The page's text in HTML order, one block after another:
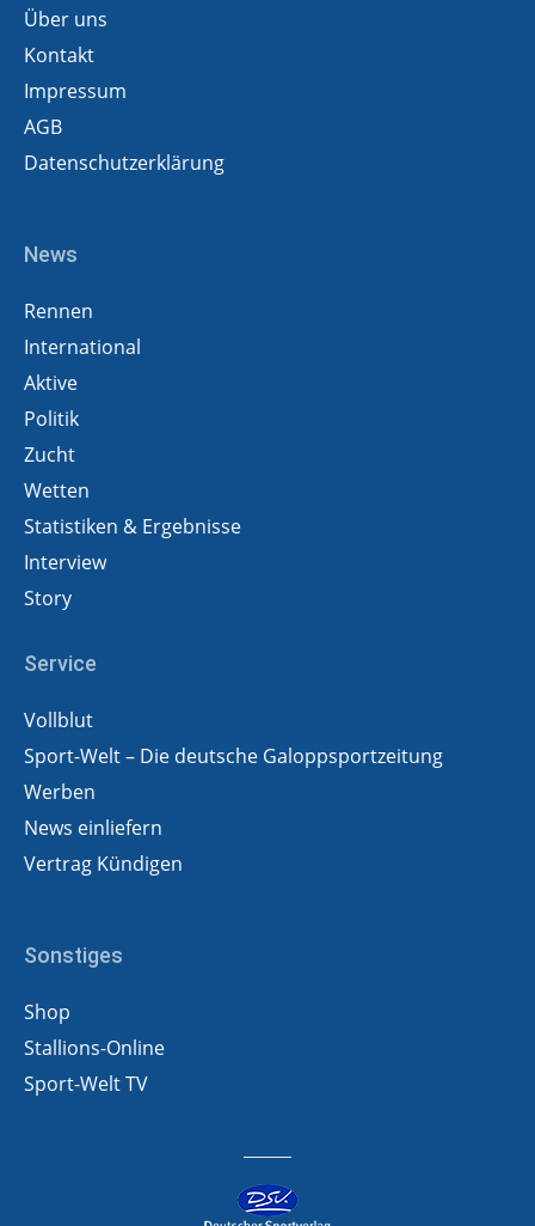
Über uns
Kontakt
Impressum
AGB
Datenschutzerklärung
News
Rennen
International
Aktive
Politik
Zucht
Wetten
Statistiken & Ergebnisse
Interview
Story
Service
Vollblut
Sport-Welt – Die deutsche Galoppsportzeitung
Werben
News einliefern
Vertrag Kündigen
Sonstiges
Shop
Stallions-Online
Sport-Welt TV